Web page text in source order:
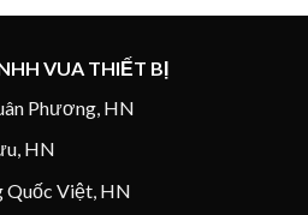
VUA THIẾT BỊ
Phương, HN
HN
Quốc Việt, HN